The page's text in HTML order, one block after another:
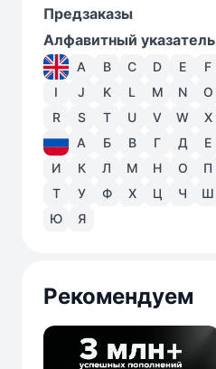
Предзаказы
Алфавитный указатель
A B C D E F
I
J K L M N O
R
S T U V W X
А
Б В Г Д Е
И
К Л М Н О П
Т
У Ф Х Ц Ч Ш
Ю
Я
Рекомендуем